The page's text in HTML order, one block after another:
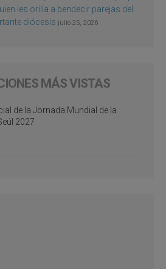
les orilla a bendecir parejas del
diócesis julio 25, 2026
MÁS VISTAS
de la Jornada Mundial de la
2027